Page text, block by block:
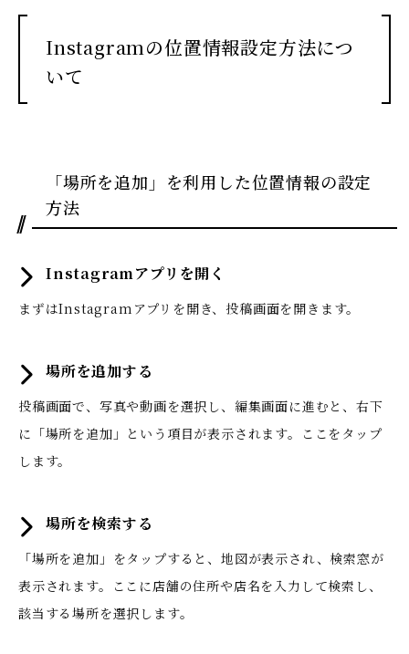
Instagramの位置情報設定方法につ
いて
「場所を追加」を利用した位置情報の設定
方法
Instagramアプリを開く
まずはInstagramアプリを開き、投稿画面を開きます。
場所を追加する
投稿画面で、写真や動画を選択し、編集画面に進むと、右下
に「場所を追加」という項目が表示されます。ここをタップ
します。
場所を検索する
「場所を追加」をタップすると、地図が表示され、検索窓が
表示されます。ここに店舗の住所や店名を入力して検索し、
該当する場所を選択します。